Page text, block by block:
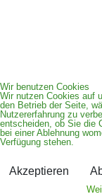
Wir benutzen Cookies
Wir nutzen Cookies auf
den Betrieb der Seite,
Nutzererfahrung zu
entscheiden, ob Sie die
bei einer Ablehnung
Verfügung stehen.
Akzeptieren